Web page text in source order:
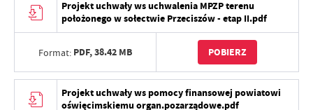
Projekt uchwały ws uchwalenia MPZP terenu
położonego w sołectwie Przeciszów - etap II.pdf
Format: PDF,38.42 MB POBIERZ
Projekt uchwały ws pomocy finansowej powiatowi
oświęcimskiemu organ.pozarządowe.pdf